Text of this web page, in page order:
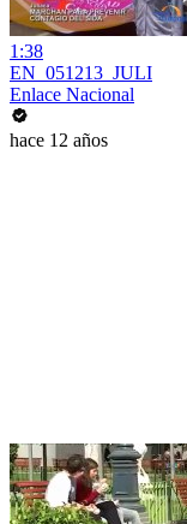
1:38
EN_051213_JULI
Enlace Nacional
hace 12 años